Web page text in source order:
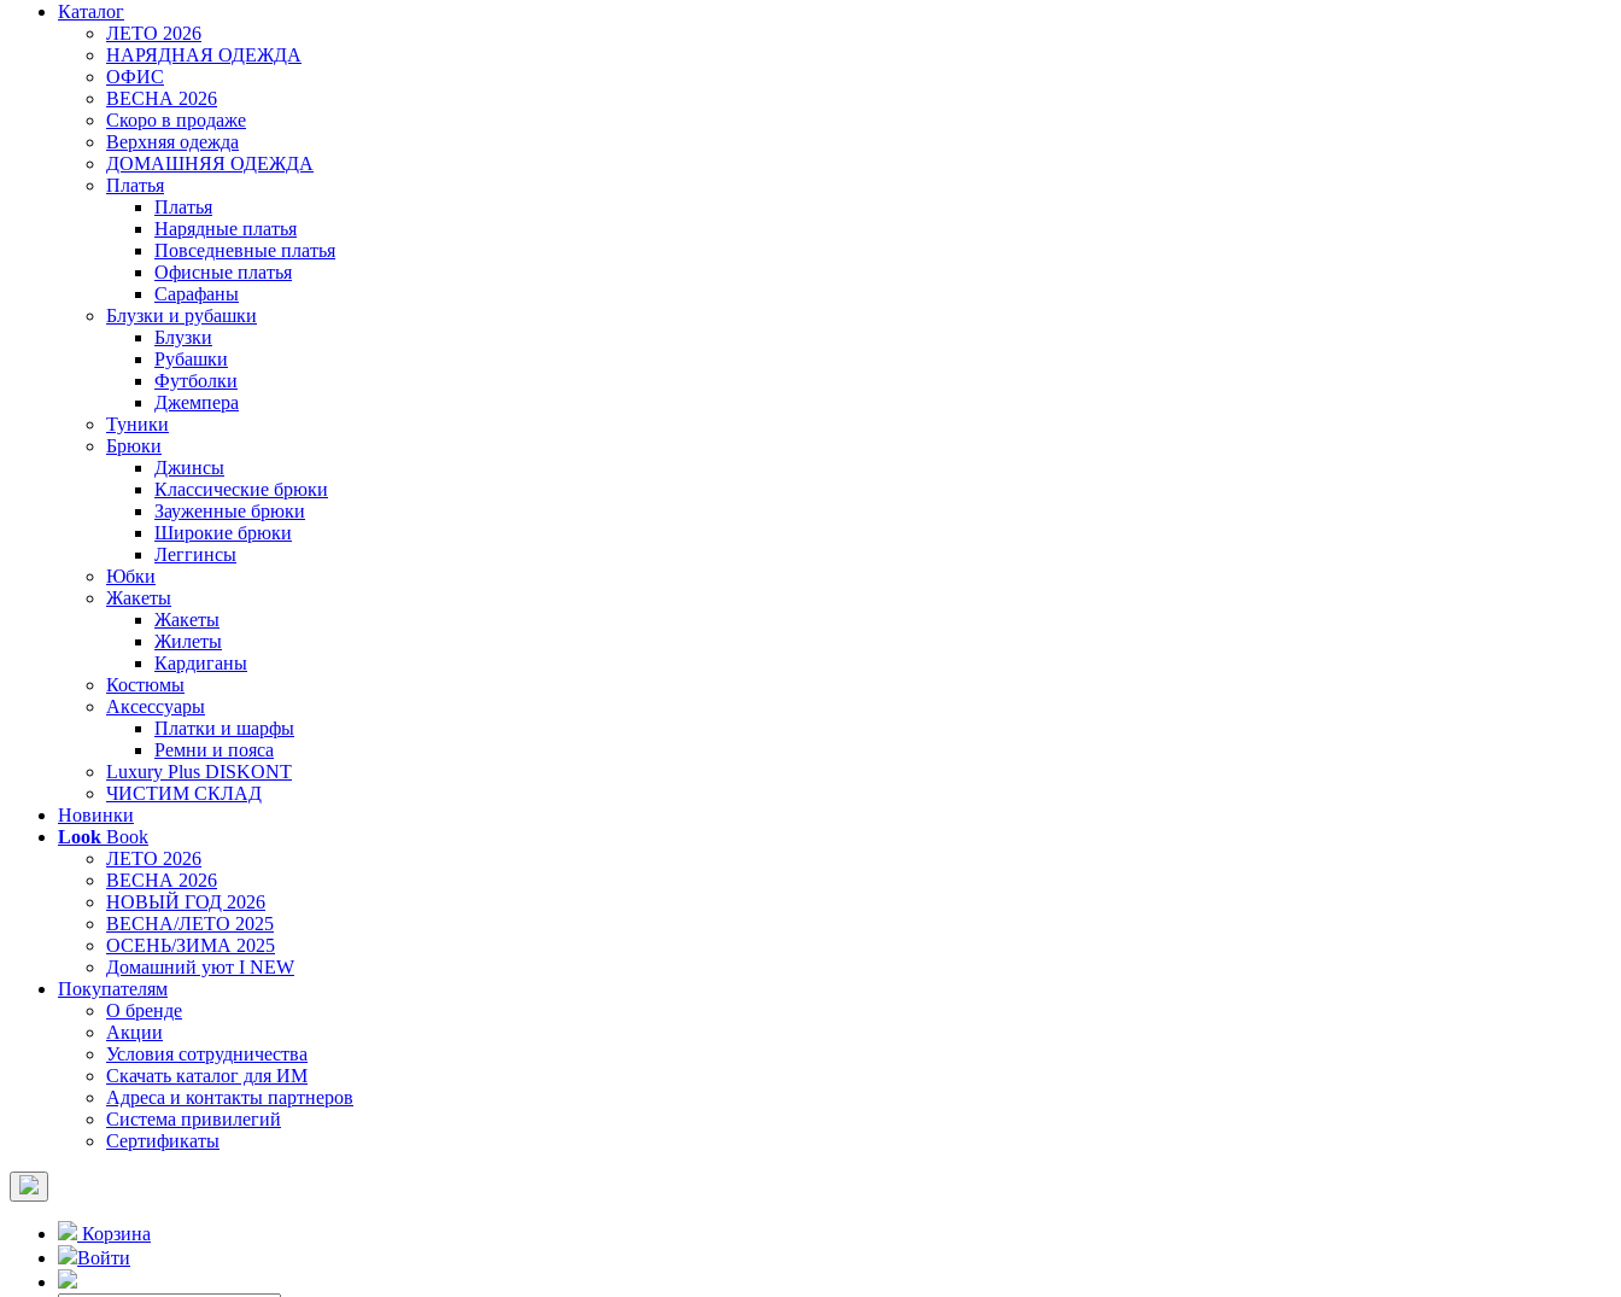
Каталог
ЛЕТО 2026
НАРЯДНАЯ ОДЕЖДА
ОФИС
ВЕСНА 2026
Скоро в продаже
Верхняя одежда
ДОМАШНЯЯ ОДЕЖДА
Платья
Платья
Нарядные платья
Повседневные платья
Офисные платья
Сарафаны
Блузки и рубашки
Блузки
Рубашки
Футболки
Джемпера
Туники
Брюки
Джинсы
Классические брюки
Зауженные брюки
Широкие брюки
Леггинсы
Юбки
Жакеты
Жакеты
Жилеты
Кардиганы
Костюмы
Аксессуары
Платки и шарфы
Ремни и пояса
Luxury Plus DISKONT
ЧИСТИМ СКЛАД
Новинки
Look Book
ЛЕТО 2026
ВЕСНА 2026
НОВЫЙ ГОД 2026
ВЕСНА/ЛЕТО 2025
ОСЕНЬ/ЗИМА 2025
Домашний уют I NEW
Покупателям
О бренде
Акции
Условия сотрудничества
Скачать каталог для ИМ
Адреса и контакты партнеров
Система привилегий
Сертификаты
Корзина
Войти